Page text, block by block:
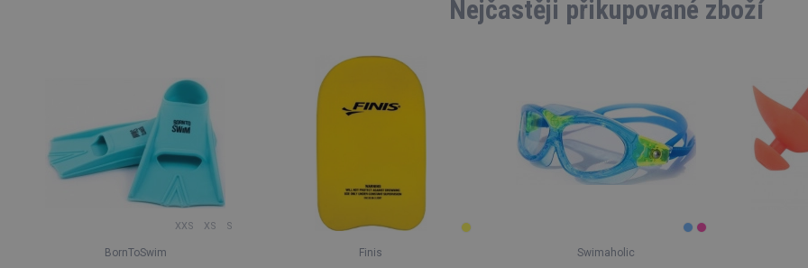
Nejčastěji přikupované zboží
XXS XS S
BornToSwim Finis Swimaholic